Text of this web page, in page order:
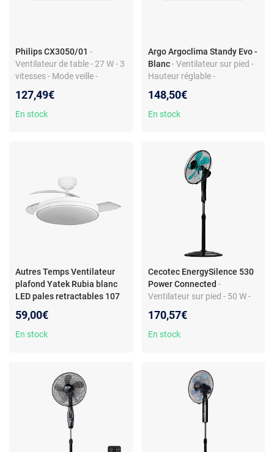
Philips CX3050/01 -
Ventilateur de table - 27 W - 3
vitesses - Mode veille -
127,49€
En stock
Argo Argoclima Standy Evo -
Blanc - Ventilateur sur pied -
Hauteur réglable -
Design élégant
148,50€
En stock
Autres Temps Ventilateur
plafond Yatek Rubia blanc
LED pales retractables 107
59,00€
En stock
Cecotec EnergySilence 530
Power Connected -
Ventilateur sur pied - 50 W -
Hauteur ajustable
170,57€
En stock